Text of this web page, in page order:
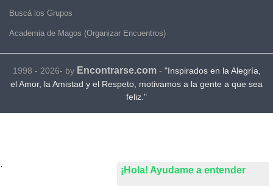
¡Hola! Ayudame a entender
Buscá los Grupos
Academia de Magos (Organizar Encuentros)
1998 - 2026- by Encontrarse.com- "Inspirados en la Alegría,
el Amor, la Amistad y el Respeto, motivamos a la gente a que sea
feliz."
.